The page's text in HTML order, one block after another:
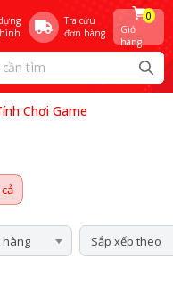
Tra cứu
đơn hàng
Giỏ
hàng
0
Chơi Game
hàng Sắp xếp theo